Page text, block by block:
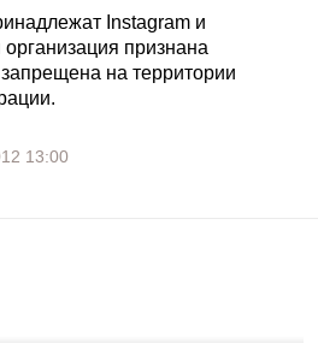
Instagram и
признана
на территории
13:00